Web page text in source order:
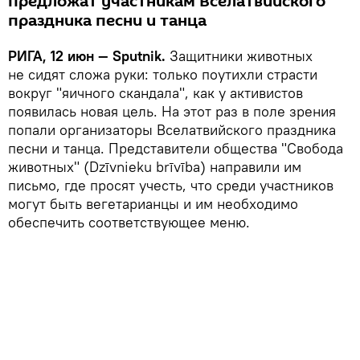
праздника песни и танца
РИГА, 12 июн — Sputnik. Защитники животных
не сидят сложа руки: только поутихли страсти
вокруг "яичного скандала", как у активистов
появилась новая цель. На этот раз в поле зрения
попали организаторы Вселатвийского праздника
песни и танца. Представители общества "Свобода
животных" (Dzīvnieku brīvība) направили им
письмо, где просят учесть, что среди участников
могут быть вегетарианцы и им необходимо
обеспечить соответствующее меню.